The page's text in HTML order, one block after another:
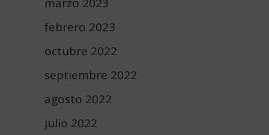
febrero 2023
octubre 2022
septiembre 2022
agosto 2022
julio 2022